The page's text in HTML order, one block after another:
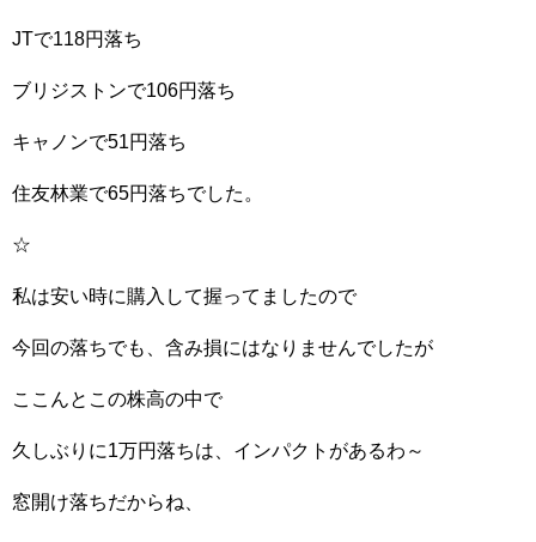
JTで118円落ち
ブリジストンで106円落ち
キャノンで51円落ち
住友林業で65円落ちでした。
☆
私は安い時に購入して握ってましたので
今回の落ちでも、含み損にはなりませんでしたが
ここんとこの株高の中で
久しぶりに1万円落ちは、インパクトがあるわ～
窓開け落ちだからね、